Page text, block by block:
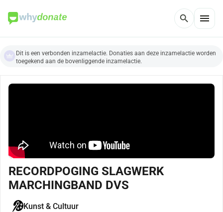
search menu
Dit is een verbonden inzamelactie. Donaties aan deze inzamelactie worden
toegekend aan de bovenliggende inzamelactie.
RECORDPOGING SLAGWERK
MARCHINGBAND DVS
Kunst & Cultuur